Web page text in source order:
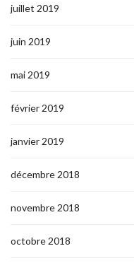
juillet 2019
juin 2019
mai 2019
février 2019
janvier 2019
décembre 2018
novembre 2018
octobre 2018